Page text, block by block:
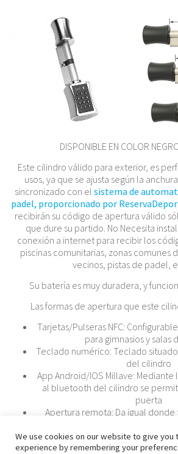
DISPONIBLE EN COLOR
Este cilindro válido para exterior, es
usos, ya que se ajusta según la
sincronizado con el sistema de
padel, proporcionado por
recibirán su código de apertura válido
que dure su partido. No Necesita
conexión a internet para recibir los
piscinas comunitarias, zonas comunes
vecinos, pistas de padel,
Su batería es muy duradera, y
Las formas de apertura que este
Tarjetas/Pulseras NFC:
para gimnasios y salas
Teclado numérico: Teclado
del cilindro
App Android/IOS Millave: Mediante
al bluetooth del cilindro se
puerta
Apertura remota: Da igual donde
la apertura de la puerta
We use cookies on our website to give you
experience by remembering your